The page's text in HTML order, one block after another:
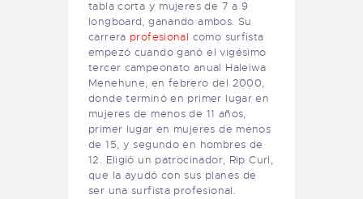
tabla corta y mujeres de 7 a 9
longboard, ganando ambos. Su
carrera profesional como surfista
empezó cuando ganó el vigésimo
tercer campeonato anual Haleiwa
Menehune, en febrero del 2000,
donde terminó en primer lugar en
mujeres de menos de 11 años,
primer lugar en mujeres de menos
de 15, y segundo en hombres de
12. Eligió un patrocinador, Rip Curl,
que la ayudó con sus planes de
ser una surfista profesional.